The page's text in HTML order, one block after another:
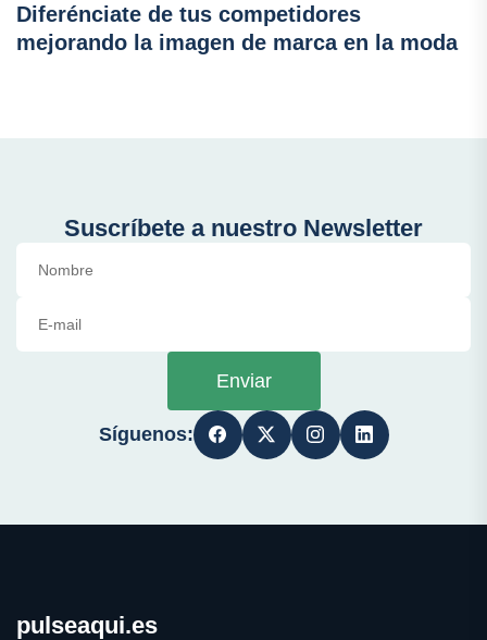
Diferénciate de tus competidores
mejorando la imagen de marca en la moda
Suscríbete a nuestro Newsletter
Enviar
Síguenos:
pulseaqui.es